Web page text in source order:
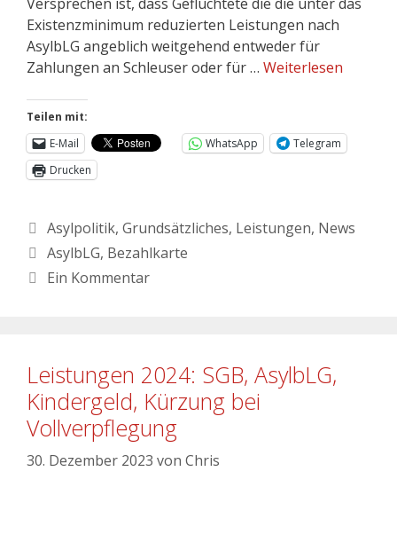
Existenzminimum reduzierten Leistungen nach
AsylbLG angeblich weitgehend entweder für
Zahlungen an Schleuser oder für … Weiterlesen
Teilen mit:
E-Mail
WhatsApp
Telegram
Drucken
Asylpolitik, Grundsätzliches, Leistungen, News
AsylbLG, Bezahlkarte
Ein Kommentar
Leistungen 2024: SGB, AsylbLG,
Kindergeld, Kürzung bei
Vollverpflegung
30. Dezember 2023 von Chris